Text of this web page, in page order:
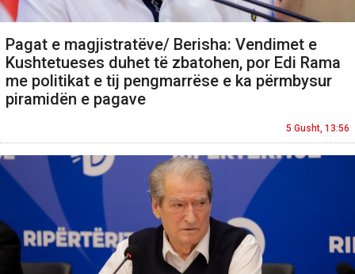
Pagat e magjistratëve/ Berisha: Vendimet e
Kushtetueses duhet të zbatohen, por Edi Rama
me politikat e tij pengmarrëse e ka përmbysur
piramidën e pagave
5 Gusht, 13:56